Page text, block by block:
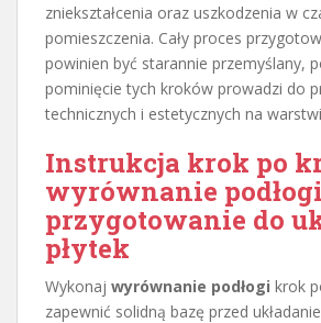
zniekształcenia oraz uszkodzenia w
pomieszczenia. Cały proces
powinien być starannie przemyślany,
pominięcie tych kroków prowadzi do
technicznych i estetycznych na
Instrukcja krok po
wyrównanie
przygotowanie do
płytek
Wykonaj wyrównanie podłogi krok
zapewnić solidną bazę przed